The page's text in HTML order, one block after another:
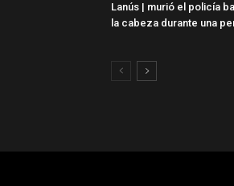
Lanús | murió el policía
la cabeza durante una